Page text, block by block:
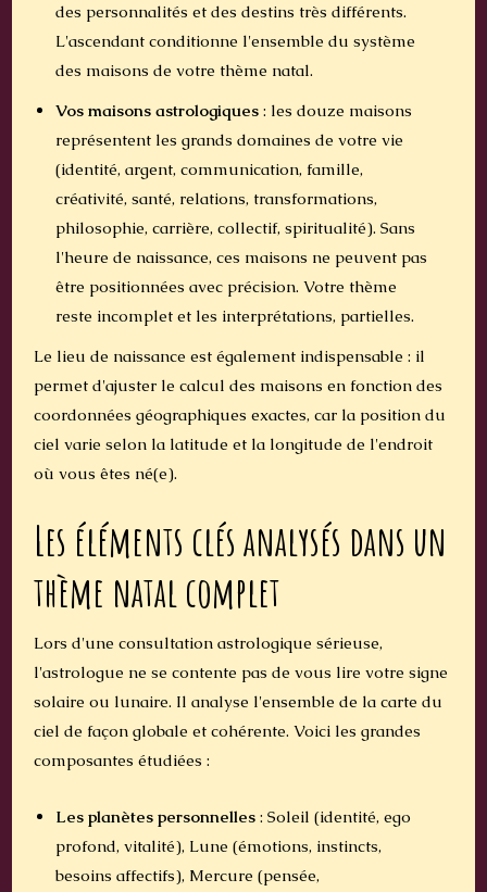
des personnalités et des destins très différents.
L'ascendant conditionne l'ensemble du système
des maisons de votre thème natal.
Vos maisons astrologiques : les douze maisons
représentent les grands domaines de votre vie
(identité, argent, communication, famille,
créativité, santé, relations, transformations,
philosophie, carrière, collectif, spiritualité). Sans
l'heure de naissance, ces maisons ne peuvent pas
être positionnées avec précision. Votre thème
reste incomplet et les interprétations, partielles.
Le lieu de naissance est également indispensable : il
permet d'ajuster le calcul des maisons en fonction des
coordonnées géographiques exactes, car la position du
ciel varie selon la latitude et la longitude de l'endroit
où vous êtes né(e).
Les éléments clés analysés dans un
thème natal complet
Lors d'une consultation astrologique sérieuse,
l'astrologue ne se contente pas de vous lire votre signe
solaire ou lunaire. Il analyse l'ensemble de la carte du
ciel de façon globale et cohérente. Voici les grandes
composantes étudiées :
Les planètes personnelles : Soleil (identité, ego
profond, vitalité), Lune (émotions, instincts,
besoins affectifs), Mercure (pensée,